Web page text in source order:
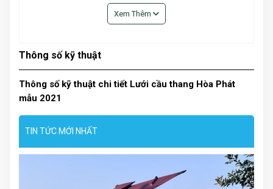
Xem Thêm
Thông số kỹ thuật
Thông số kỹ thuật chi tiết Lưới cầu thang Hòa Phát
mẫu 2021
TIN TỨC MỚI NHẤT